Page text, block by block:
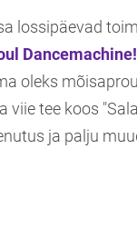
lossipäevad
Dancemachine!
oleks
viie tee koos
ja palju